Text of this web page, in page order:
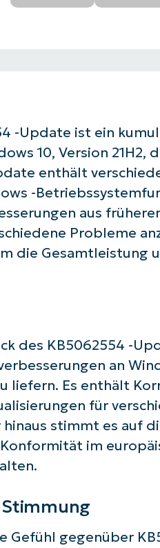
-Update ist ein
10, Version
enthält
-
aus
Probleme
die Gesamtleistung
des KB5062554 -
an
liefern. Es enthält
für
hinaus stimmt es auf
Konformität im
Gefühl gegenüber